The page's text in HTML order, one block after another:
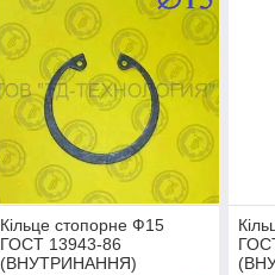
Кільце стопорне Ф15
ГОСТ 13943-86
(ВНУТРИНАННЯ)